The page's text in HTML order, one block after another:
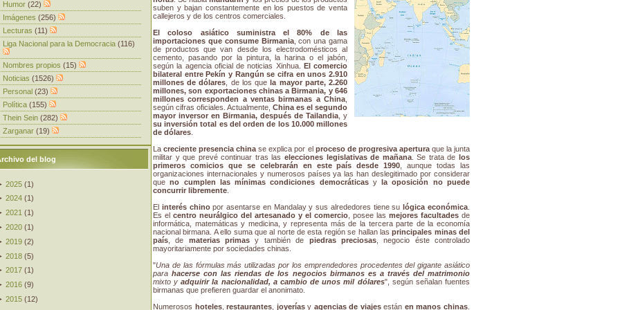
suben y bajan constantemente en los puestos de venta
callejeros y de los centros comerciales.
El coloso asiático suministra el 80% de las
importaciones que consume Birmania, con una gama
de productos que van desde los electrodomésticos al
cemento, pasando por la pintura, la harina o el jabón,
según la agencia oficial de noticias Xinhua. El comercio
bilateral entre Pekín y Rangún se cifra en unos 2.910
millones de dólares , de los quela mayor parte, 2.260
millones, son exportaciones chinas a Birmania, y 646
millones corresponden a ventas birmanas a China
según cifras oficiales. Actualmente, China es el segundo
mayor inversor en Birmania, después de Tailandia , y
su inversión total es del orden de los 10.000 millones
de dólares
Lacreciente presencia china se explica por el proceso de progresiva aperturaque la junta
militar y que prevé continuar tras las elecciones legislativas de mañana. Se trata delos
primeros comicios que se celebrarán en este país desde 1990 , aunque todas las
organizaciones internacionales y numerosos países ya las han deslegitimado por considerar
queno cumplen las mínimas condiciones democráticasyla oposición no puede
concurrir libremente
El interés chinopor asentarse en Mandalay y sus alrededores tiene sulógica económica
Es el centro neurálgico del artesanado y el comercio , posee las mejores facultades de
informática, matemáticas y medicina, y representa más de la tercera parte de la economía
nacional birmana. A ello suma que al norte de esta región se hallan lasprincipales minas del
país , de materias primas y también de piedras preciosas, negocio éste controlado
mayoritariamente por sociedades chinas.
"Una de las fórmulas más utilizadas por los emprendedores procedentes del gigante asiático
parahacerse con las riendas de los negocios birmanos es a través del matrimonio
mixto yadquirir la nacionalidad, a cambio de unos mil dólares", según señalan fuentes
birmanas que prefieren guardar el anonimato.
Numerosos hoteles,restaurantes joyeríasy agencias de viajesestán en manos chinas
Humor (22)
Imágenes (256)
Lecturas (11)
Liga Nacional para la Democracia (116)
Nombres propios (15)
Noticias (1526)
Personal (23)
Política (155)
Thein Sein (282)
Zarganar (19)
del blog
2025 (1)
2024 (1 )
2021 (1)
2020 (1)
2019 (2)
2018 (5)
2017 (1 )
2016 (9)
2015 (12)